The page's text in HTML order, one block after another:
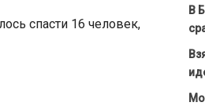
спасти 16 человек,
В